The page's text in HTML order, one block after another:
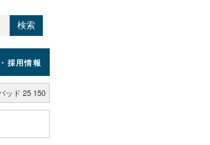
検索
・採用情報
ッド 25 150